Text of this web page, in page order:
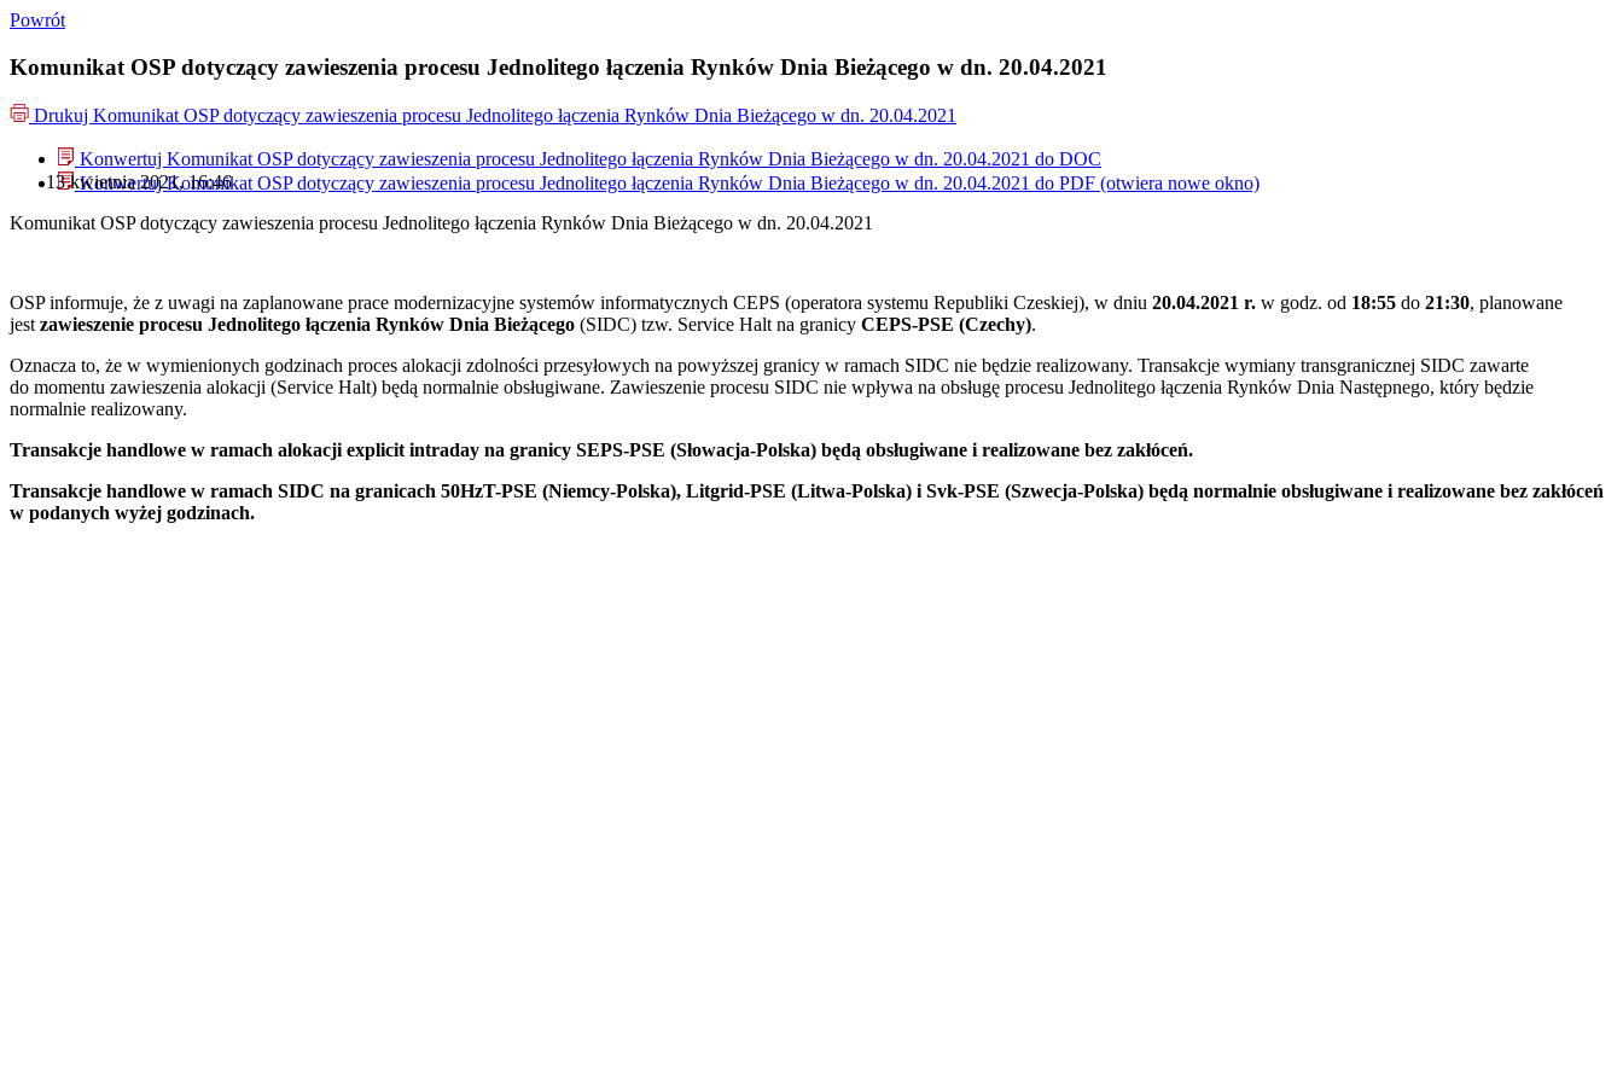
Powrót
Komunikat OSP dotyczący zawieszenia procesu Jednolitego łączenia Rynków Dnia Bieżącego w dn. 20.04.2021
Drukuj Komunikat OSP dotyczący zawieszenia procesu Jednolitego łączenia Rynków Dnia Bieżącego w dn. 20.04.2021
Konwertuj Komunikat OSP dotyczący zawieszenia procesu Jednolitego łączenia Rynków Dnia Bieżącego w dn. 20.04.2021 do DOC
Konwertuj Komunikat OSP dotyczący zawieszenia procesu Jednolitego łączenia Rynków Dnia Bieżącego w dn. 20.04.2021 do PDF (otwiera nowe okno)
13 kwietnia 2021, 16:46
Komunikat OSP dotyczący zawieszenia procesu Jednolitego łączenia Rynków Dnia Bieżącego w dn. 20.04.2021
OSP informuje, że z uwagi na zaplanowane prace modernizacyjne systemów informatycznych CEPS (operatora systemu Republiki Czeskiej), w dniu 20.04.2021 r. w godz. od 18:55 do 21:30, planowane
jestzawieszenie procesu Jednolitego łączenia Rynków Dnia Bieżącego (SIDC) tzw. Service Halt na granicy CEPS-PSE (Czechy).
Oznacza to, że w wymienionych godzinach proces alokacji zdolności przesyłowych na powyższej granicy w ramach SIDC nie będzie realizowany. Transakcje wymiany transgranicznej SIDC zawarte
do momentu zawieszenia alokacji (Service Halt) będą normalnie obsługiwane. Zawieszenie procesu SIDC nie wpływa na obsługę procesu Jednolitego łączenia Rynków Dnia Następnego, który będzie
normalnie realizowany.
Transakcje handlowe w ramach alokacji explicit intraday na granicy SEPS-PSE (Słowacja-Polska) będą obsługiwane i realizowane bez zakłóceń.
Transakcje handlowe w ramach SIDC na granicach 50HzT-PSE (Niemcy-Polska), Litgrid-PSE (Litwa-Polska) i Svk-PSE (Szwecja-Polska) będą normalnie obsługiwane i realizowane bez zakłóceń
w podanych wyżej godzinach.